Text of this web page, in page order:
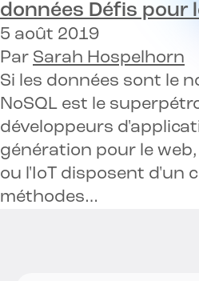
données Défis pour
5 août 2019
Par Sarah Hospelhorn
Si les données sont le
NoSQL est le
développeurs
génération pour le
ou l'IoT disposent d'un
méthodes…